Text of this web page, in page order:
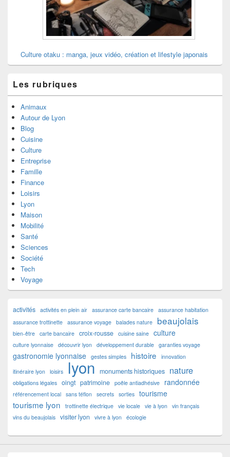
Culture otaku : manga, jeux vidéo, création et lifestyle japonais
Les rubriques
Animaux
Autour de Lyon
Blog
Cuisine
Culture
Entreprise
Famille
Finance
Loisirs
Lyon
Maison
Mobilité
Santé
Sciences
Société
Tech
Voyage
activités activités en plein air assurance carte bancaire assurance habitation
assurance trottinette assurance voyage balades nature beaujolais
bien-être carte bancaire croix-rousse cuisine saine culture
culture lyonnaise découvrir lyon développement durable garanties voyage
gastronomie lyonnaise gestes simples histoire
innovation
itinéraire lyon loisirs lyon monuments historiques nature
obligations légales oingt patrimoine poêle antiadhésive randonnée
référencement local sans téflon secrets sorties tourisme
tourisme lyon trottinette électrique vie locale vie à lyon vin français
vins du beaujolais visiter lyon vivre à lyon écologie